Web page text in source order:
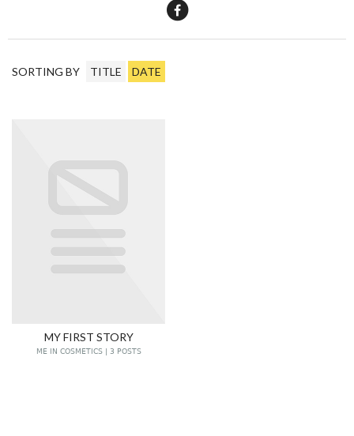
SORTING BY TITLE DATE
MY FIRST STORY
ME IN COSMETICS | 3 POSTS